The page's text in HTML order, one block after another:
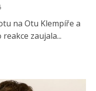
na Otu Klempíře a
zaujala...